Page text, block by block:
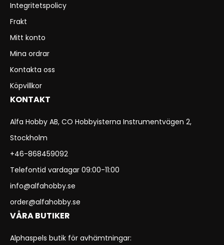
Integritetspolicy
Frakt
Mitt konto
Mina ordrar
Kontakta oss
Köpvillkor
KONTAKT
Alfa Hobby AB, CO Hobbyisterna Instrumentvägen 2,
Stockholm
+46-868459092
Telefontid vardagar 09:00-11:00
info@alfahobby.se
order@alfahobby.se
VÅRA BUTIKER
Alphaspels butik för avhämtningar: